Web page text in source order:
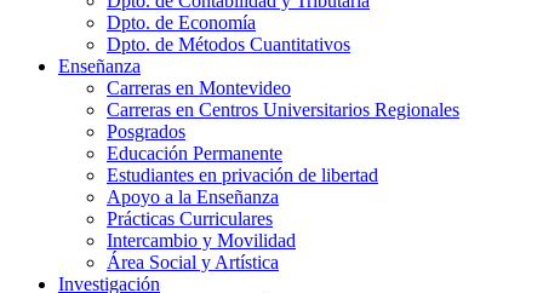
Dpto. de Economía
Dpto. de Métodos Cuantitativos
Enseñanza
Carreras en Montevideo
Carreras en Centros Universitarios Regionales
Posgrados
Educación Permanente
Estudiantes en privación de libertad
Apoyo a la Enseñanza
Prácticas Curriculares
Intercambio y Movilidad
Área Social y Artística
Investigación